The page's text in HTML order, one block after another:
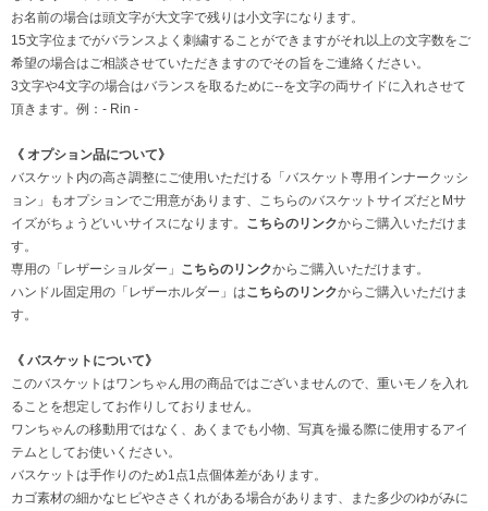
お名前の場合は頭文字が大文字で残りは小文字になります。
15文字位までがバランスよく刺繍することができますがそれ以上の文字数をご
希望の場合はご相談させていただきますのでその旨をご連絡ください。
3文字や4文字の場合はバランスを取るために--を文字の両サイドに入れさせて
頂きます。例：- Rin -
《 オプション品について》
バスケット内の高さ調整にご使用いただける「バスケット専用インナークッシ
ョン」もオプションでご用意があります、こちらのバスケットサイズだとMサ
イズがちょうどいいサイスになります。 こちらのリンクからご購入いただけま
す。
専用の「レザーショルダー」 こちらのリンクからご購入いただけます。
ハンドル固定用の「レザーホルダー」はこちらのリンクからご購入いただけま
す。
《 バスケットについて》
このバスケットはワンちゃん用の商品ではございませんので、重いモノを入れ
ることを想定してお作りしておりません。
ワンちゃんの移動用ではなく、あくまでも小物、写真を撮る際に使用するアイ
テムとしてお使いください。
バスケットは手作りのため1点1点個体差があります。
カゴ素材の細かなヒビやささくれがある場合があります、また多少のゆがみに